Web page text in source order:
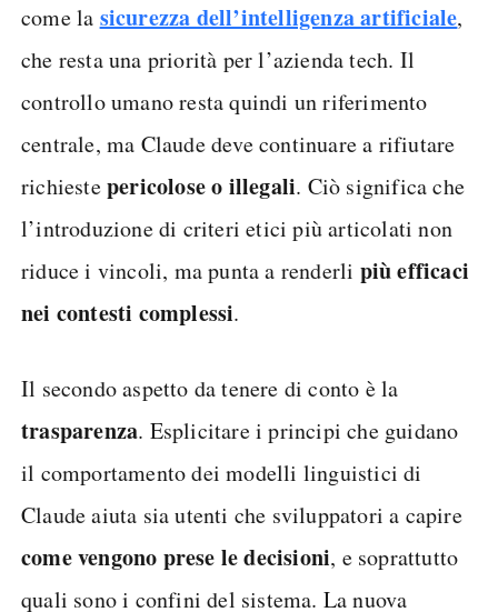
come la sicurezza dell’intelligenza artificiale,
che resta una priorità per l’azienda tech. Il
controllo umano resta quindi un riferimento
centrale, ma Claude deve continuare a rifiutare
richiestepericolose o illegali. Ciò significa che
l’introduzione di criteri etici più articolati non
riduce i vincoli, ma punta a renderli più efficaci
nei contesti complessi.
Il secondo aspetto da tenere di conto è la
trasparenza. Esplicitare i principi che guidano
il comportamento dei modelli linguistici di
Claude aiuta sia utenti che sviluppatori a capire
come vengono prese le decisioni, e soprattutto
quali sono i confini del sistema. La nuova